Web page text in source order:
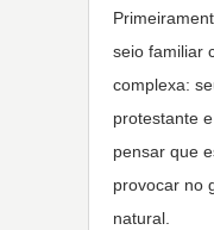
seio familiar
complexa:
protestante
pensar que
provocar no
natural.